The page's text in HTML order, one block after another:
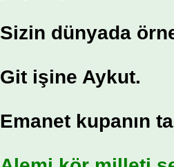
Sizin dünyada
Git işine Aykut.
Emanet kupanın